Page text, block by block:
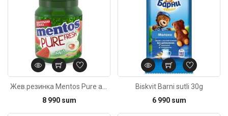
8 990 sum
Biskvit Barni sutli 30g
6 990 sum